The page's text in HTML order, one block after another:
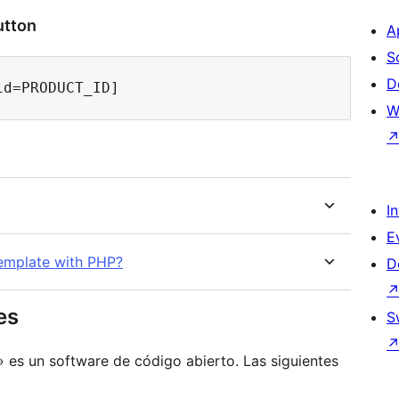
with PHP?
un software de código abierto. Las siguientes
↗
↗
↗